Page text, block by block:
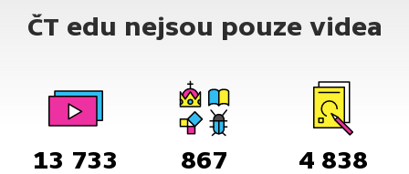
ČT edu nejsou pouze videa
13 733 867 4 838